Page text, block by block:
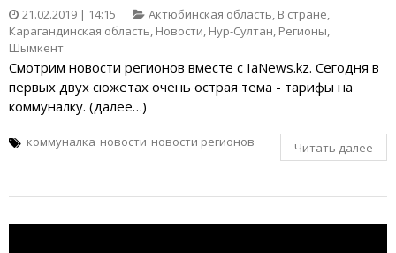
21.02.2019 | 14:15 Актюбинская область, В стране,
Карагандинская область, Новости, Нур-Султан, Регионы,
Шымкент
Смотрим новости регионов вместе с IaNews.kz. Сегодня в
первых двух сюжетах очень острая тема - тарифы на
коммуналку. (далее…)
коммуналка новости новости регионов Читать далее